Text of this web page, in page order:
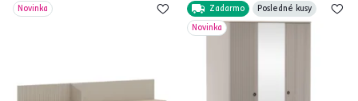
Novinka Zadarmo
Posledné kusy
Novinka